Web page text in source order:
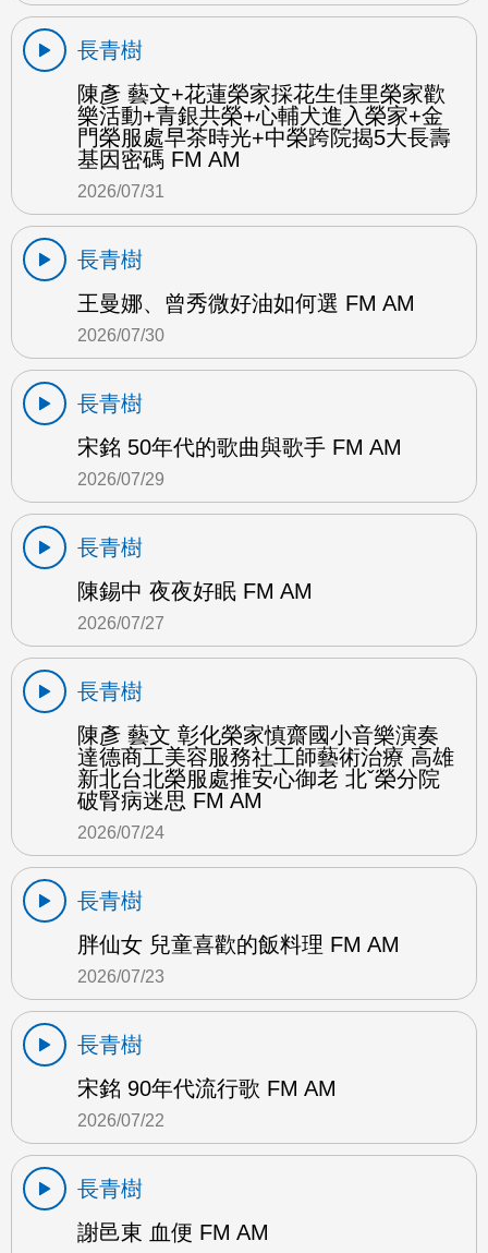
長青樹
陳彥 藝文+花蓮榮家採花生佳里榮家歡
樂活動+青銀共榮+心輔犬進入榮家+金
門榮服處早茶時光+中榮跨院揭5大長壽
基因密碼 FM AM
2026/07/31
長青樹
王曼娜、曾秀微好油如何選 FM AM
2026/07/30
長青樹
宋銘 50年代的歌曲與歌手 FM AM
2026/07/29
長青樹
陳錫中 夜夜好眠 FM AM
2026/07/27
長青樹
陳彥 藝文 彰化榮家慎齋國小音樂演奏
達德商工美容服務社工師藝術治療 高雄
新北台北榮服處推安心御老 北ˇ榮分院
破腎病迷思 FM AM
2026/07/24
長青樹
胖仙女 兒童喜歡的飯料理 FM AM
2026/07/23
長青樹
宋銘 90年代流行歌 FM AM
2026/07/22
長青樹
謝邑東 血便 FM AM